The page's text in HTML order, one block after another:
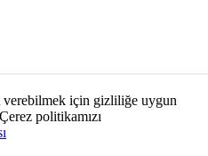
verebilmek için gizliliğe uygun
politikamızı